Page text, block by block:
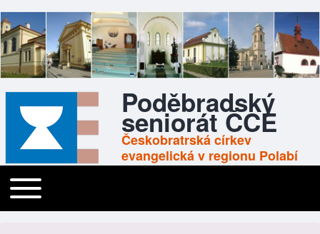
Poděbradský
seniorát ČCE
Českobratrská církev
evangelická v regionu Polabí
Main navigation
Toggle main menu